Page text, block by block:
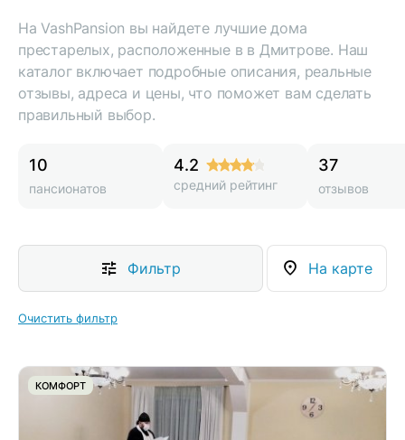
На VashPansion вы найдете лучшие дома
престарелых, расположенные в в Дмитрове. Наш
каталог включает подробные описания, реальные
отзывы, адреса и цены, что поможет вам сделать
правильный выбор.
10
пансионатов
4.2
средний рейтинг
37
отзывов
Фильтр На карте
Очистить фильтр
КОМФОРТ